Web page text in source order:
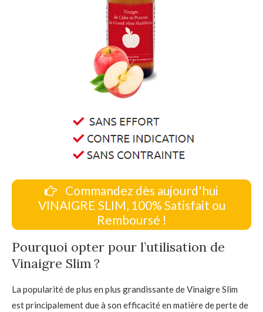
Commandez dès aujourd'hui
VINAIGRE SLIM, 100% Satisfait ou
Remboursé !
Pourquoi opter pour l’utilisation de
Vinaigre Slim ?
La popularité de plus en plus grandissante de Vinaigre Slim
est principalement due à son efficacité en matière de perte de